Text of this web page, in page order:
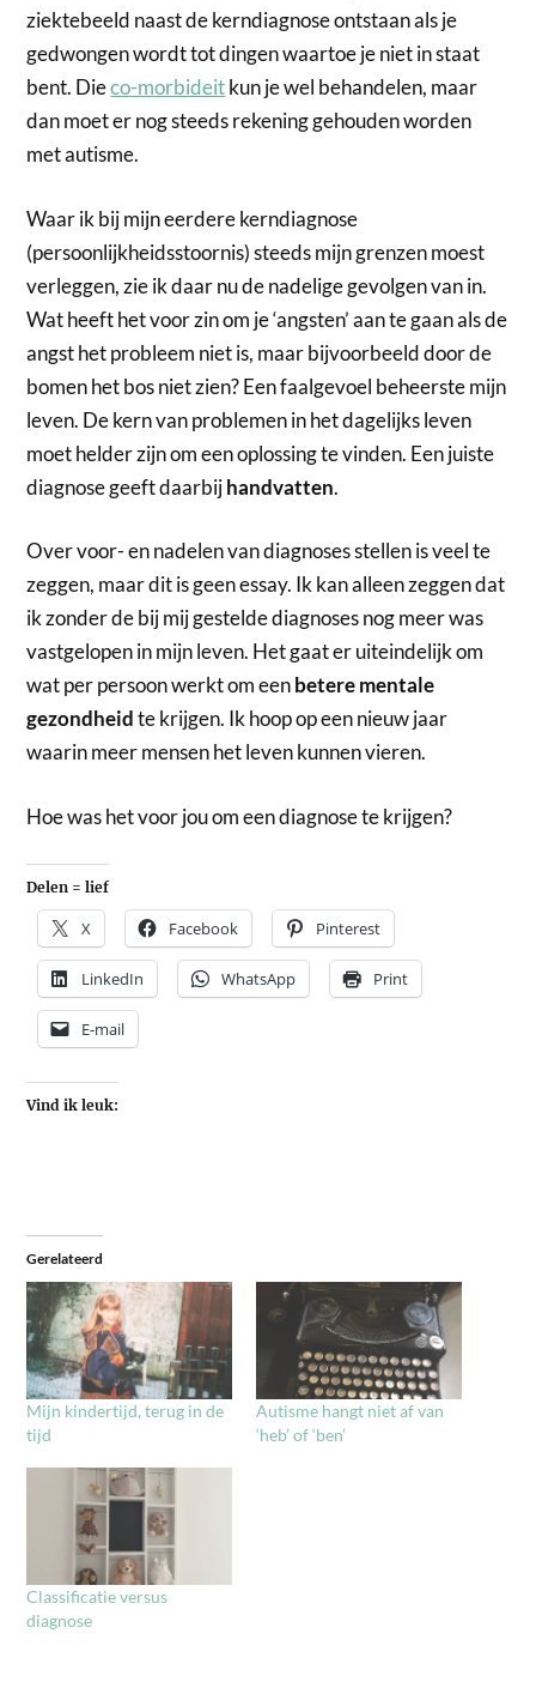
ziektebeeld naast de kerndiagnose ontstaan als je
gedwongen wordt tot dingen waartoe je niet in staat
bent. Dieco-morbideitkun je wel behandelen, maar
dan moet er nog steeds rekening gehouden worden
met autisme.
Waar ik bij mijn eerdere kerndiagnose
(persoonlijkheidsstoornis) steeds mijn grenzen moest
verleggen, zie ik daar nu de nadelige gevolgen van in.
Wat heeft het voor zin om je ‘angsten’ aan te gaan als de
angst het probleem niet is, maar bijvoorbeeld door de
bomen het bos niet zien? Een faalgevoel beheerste mijn
leven. De kern van problemen in het dagelijks leven
moet helder zijn om een oplossing te vinden. Een juiste
diagnose geeft daarbijhandvatten.
Over voor- en nadelen van diagnoses stellen is veel te
zeggen, maar dit is geen essay. Ik kan alleen zeggen dat
ik zonder de bij mij gestelde diagnoses nog meer was
vastgelopen in mijn leven. Het gaat er uiteindelijk om
wat per persoon werkt om eenbetere mentale
gezondheidte krijgen. Ik hoop op een nieuw jaar
waarin meer mensen het leven kunnen vieren.
Hoe was het voor jou om een diagnose te krijgen?
Delen = lief
X Facebook Pinterest
LinkedIn WhatsApp Print
E-mail
Vind ik leuk:
Gerelateerd
Mijn kindertijd, terug in de
tijd
Autisme hangt niet af van
‘heb’ of ‘ben’
Classificatie versus
diagnose